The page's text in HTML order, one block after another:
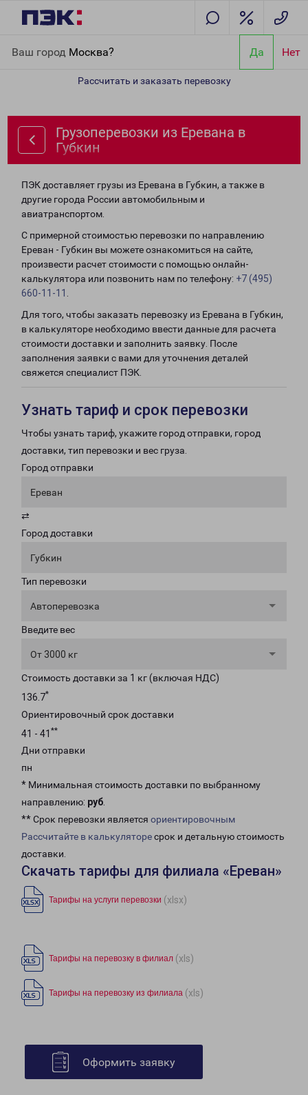
Ваш город Москва? Да Нет
Рассчитать и заказать перевозку
Грузоперевозки из Еревана в
Губкин
ПЭК доставляет грузы из Еревана в Губкин, а также в
другие города России автомобильным и
авиатранспортом.
С примерной стоимостью перевозки по направлению
Ереван - Губкин вы можете ознакомиться на сайте,
произвести расчет стоимости с помощью онлайн-
калькулятора или позвонить нам по телефону: +7 (495)
660-11-11
Для того, чтобы заказать перевозку из Еревана в Губкин,
в калькуляторе необходимо ввести данные для расчета
стоимости доставки и заполнить заявку. После
заполнения заявки с вами для уточнения деталей
свяжется специалист ПЭК.
Узнать тариф и срок перевозки
Чтобы узнать тариф, укажите город отправки, город
доставки, тип перевозки и вес груза.
Город отправки
Ереван
⇄
Город доставки
Губкин
Тип перевозки
Автоперевозка
Введите вес
От 3000 кг
Стоимость доставки за 1 кг (включая НДС)
136.7*
Ориентировочный срок доставки
41 - 41 **
Дни отправки
пн
* Минимальная стоимость доставки по выбранному
направлению: руб.
** Срок перевозки является ориентировочным
Рассчитайте в калькуляторесрок и детальную стоимость
доставки.
Скачать тарифы для филиала «Ереван»
Тарифы на услуги перевозки (xlsx)
Тарифы на перевозку в филиал (xls)
Тарифы на перевозку из филиала (xls)
Оформить заявку